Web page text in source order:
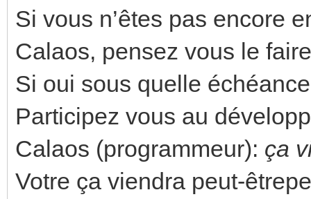
Si vous n’êtes pas encore
Calaos, pensez vous le
Si oui sous quelle
Participez vous au
Calaos (programmeur): ça
Votre ça viendra peut-